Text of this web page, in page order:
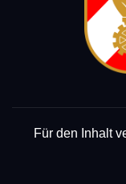
Für den Inhalt